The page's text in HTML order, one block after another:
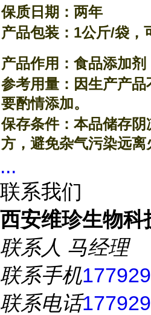
保质日 期： 两年
产品包装：1公斤/袋，
产品作用：食品添加剂
参考用量：因生产产
要酌情添加。
保存条件： 本品储存阴
方，避免杂气污染远离
...
联系我们
西安维珍生物科
联系人 马经理
联系手机
联系电话